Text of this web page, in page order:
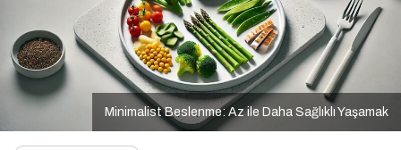
Minimalist Beslenme: Az ile Daha Sağlıklı Yaşamak